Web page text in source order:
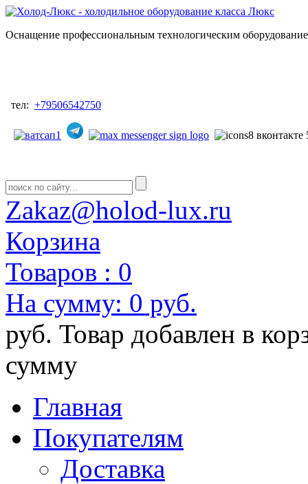
Оснащение профессиональным технологическим
тел: +79506542750
Zakaz@holod-lux.ru
Корзина
Товаров : 0
На сумму: 0 руб.
руб. Товар добавлен в
сумму
Главная
Покупателям
Доставка